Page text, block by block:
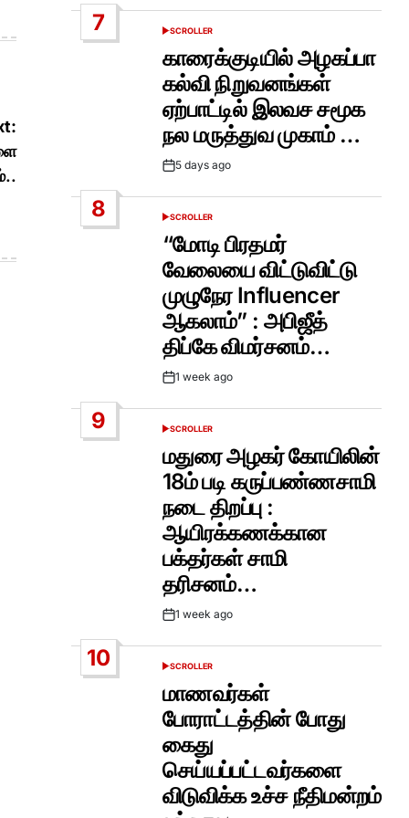
7
POSTED
SCROLLER
காரைக்குடியில் அழகப்பா
கல்வி நிறுவனங்கள்
ஏற்பாட்டில் இலவச சமூக
நல மருத்துவ முகாம் …
Post5 days ago
8
POSTED
SCROLLER
“மோடி பிரதமர்
வேலையை விட்டுவிட்டு
முழுநேர Influencer
ஆகலாம்” : அபிஜீத்
திப்கே விமர்சனம்…
Post1 week ago
9
POSTED
SCROLLER
மதுரை அழகர் கோயிலின்
18ம் படி கருப்பண்ணசாமி
நடை திறப்பு :
ஆயிரக்கணக்கான
பக்தர்கள் சாமி
தரிசனம்…
Post1 week ago
10
POSTED
SCROLLER
மாணவர்கள்
போராட்டத்தின் போது
கைது
செய்யப்பட்டவர்களை
விடுவிக்க உச்ச நீதிமன்றம்